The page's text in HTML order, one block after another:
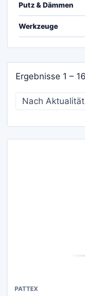
Putz & Dämmen
Werkzeuge
Ergebnisse 1 –
PATTEX